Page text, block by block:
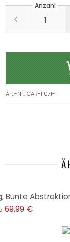
Anzahl
Art.-Nr.:CAR-11071-1
Bunte
69,99 €